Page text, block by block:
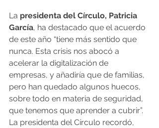
La presidenta del Círculo, Patricia
García, ha destacado que el acuerdo
de este año “tiene más sentido que
nunca. Esta crisis nos abocó a
acelerar la digitalización de
empresas, y añadiría que de familias,
pero han quedado algunos huecos,
sobre todo en materia de seguridad,
que tenemos que aprender a cubrir”.
La presidenta del Círculo recordó,